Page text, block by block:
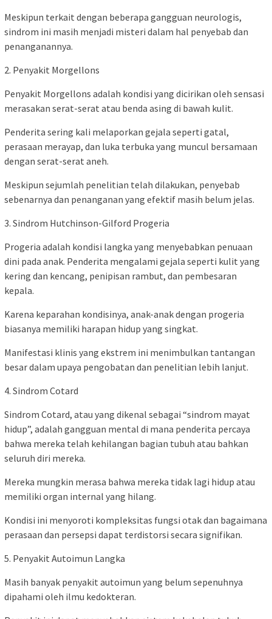
Meskipun terkait dengan beberapa gangguan neurologis,
sindrom ini masih menjadi misteri dalam hal penyebab dan
penanganannya.
2. Penyakit Morgellons
Penyakit Morgellons adalah kondisi yang dicirikan oleh sensasi
merasakan serat-serat atau benda asing di bawah kulit.
Penderita sering kali melaporkan gejala seperti gatal,
perasaan merayap, dan luka terbuka yang muncul bersamaan
dengan serat-serat aneh.
Meskipun sejumlah penelitian telah dilakukan, penyebab
sebenarnya dan penanganan yang efektif masih belum jelas.
3. Sindrom Hutchinson-Gilford Progeria
Progeria adalah kondisi langka yang menyebabkan penuaan
dini pada anak. Penderita mengalami gejala seperti kulit yang
kering dan kencang, penipisan rambut, dan pembesaran
kepala.
Karena keparahan kondisinya, anak-anak dengan progeria
biasanya memiliki harapan hidup yang singkat.
Manifestasi klinis yang ekstrem ini menimbulkan tantangan
besar dalam upaya pengobatan dan penelitian lebih lanjut.
4. Sindrom Cotard
Sindrom Cotard, atau yang dikenal sebagai “sindrom mayat
hidup”, adalah gangguan mental di mana penderita percaya
bahwa mereka telah kehilangan bagian tubuh atau bahkan
seluruh diri mereka.
Mereka mungkin merasa bahwa mereka tidak lagi hidup atau
memiliki organ internal yang hilang.
Kondisi ini menyoroti kompleksitas fungsi otak dan bagaimana
perasaan dan persepsi dapat terdistorsi secara signifikan.
5. Penyakit Autoimun Langka
Masih banyak penyakit autoimun yang belum sepenuhnya
dipahami oleh ilmu kedokteran.